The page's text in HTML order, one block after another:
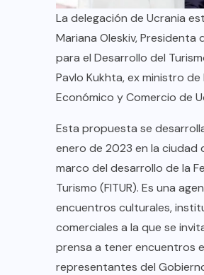
La delegación de Ucrania
Mariana Oleskiv, Presidenta
para el Desarrollo del
Pavlo Kukhta, ex ministro
Económico y Comercio de
Esta propuesta se
enero de 2023 en la ciudad
marco del desarrollo de la
Turismo (FITUR). Es una
encuentros culturales,
comerciales a la que se
prensa a tener encuentros
representantes del